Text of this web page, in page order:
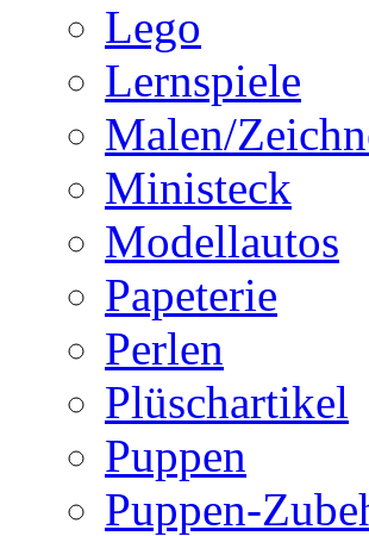
Lego
Lernspiele
Malen/
Ministeck
Modellautos
Papeterie
Perlen
Plüschartikel
Puppen
Puppen-